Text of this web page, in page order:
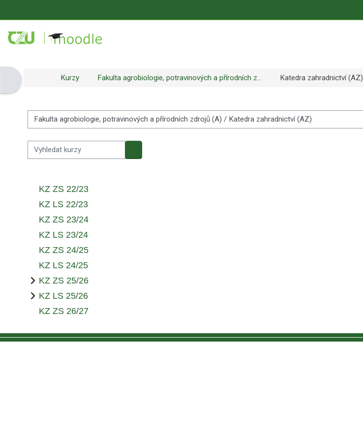
Otevřít panel blokuKurzy Fakulta agrobiologie, potravinových a přírodních z... Katedra zahradnictví (AZ)
Kategorie kurzů
Vyhledat kurzy
Vyhledat kurzy
KZ ZS 22/23
KZ LS 22/23
KZ ZS 23/24
KZ LS 23/24
KZ ZS 24/25
KZ LS 24/25
KZ ZS 25/26
KZ LS 25/26
KZ ZS 26/27